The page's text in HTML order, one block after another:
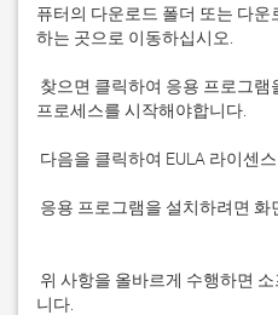
퓨터의 다운로드 폴더 또는 다
니다.